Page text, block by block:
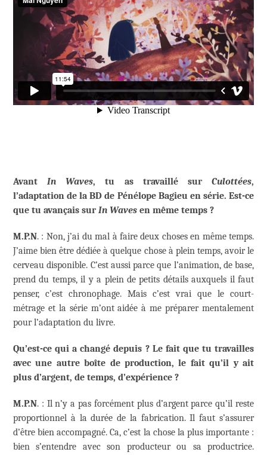
Avant In Waves, tu as travaillé surCulottées,
l’adaptation de la BD de Pénélope Bagieu en série. Est-ce
que tu avançais surIn Waves en même temps ?
M.P.N. : Non, j’ai du mal à faire deux choses en même temps.
J’aime bien être dédiée à quelque chose à plein temps, avoir le
cerveau disponible. C’est aussi parce que l’animation, de base,
prend du temps, il y a plein de petits détails auxquels il faut
penser, c’est chronophage. Mais c’est vrai que le court-
métrage et la série m’ont aidée à me préparer mentalement
pour l’adaptation du livre.
Qu’est-ce qui a changé depuis ? Le fait que tu travailles
avec une autre boîte de production, le fait qu’il y ait
plus d’argent, de temps, d’expérience ?
M.P.N. : Il n’y a pas forcément plus d’argent parce qu’il reste
proportionnel à la durée de la fabrication. Il faut s’assurer
d’être bien accompagné. Ca, c’est la chose la plus importante :
bien s’entendre avec son producteur ou sa productrice.